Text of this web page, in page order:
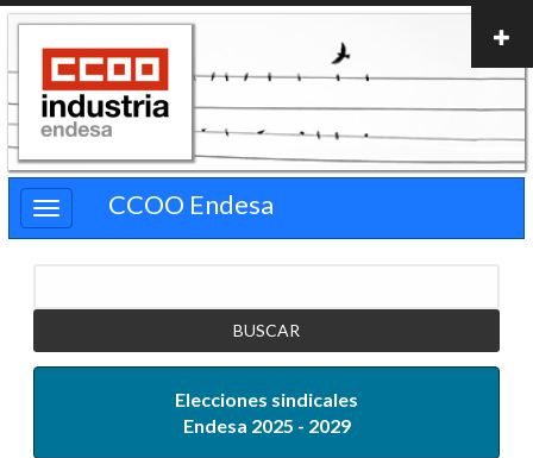
Pasar
contenido
principal
CCOO Endesa
Elecciones sindicales
Endesa 2025 - 2029